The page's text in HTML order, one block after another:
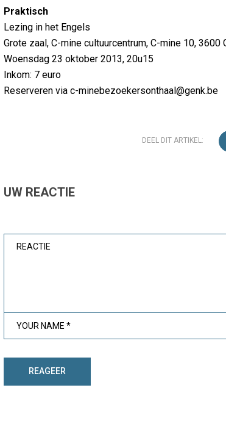
Praktisch
Lezing in het Engels
Grote zaal, C-mine cultuurcentrum, C-mine 10, 3600
Woensdag 23 oktober 2013, 20u15
Inkom: 7 euro
Reserveren via c-minebezoekersonthaal@genk.be
DEEL DIT ARTIKEL:
UW REACTIE